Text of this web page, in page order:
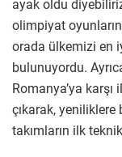
ayak oldu
olimpiyat
orada ülkemizi en
bulunuyordu.
Romanya’ya
çıkarak,
takımların ilk